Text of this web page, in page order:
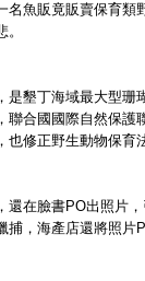
魚販竟販賣保育類
墾丁海域最大型
合國國際自然保
修正野生動物保育
在臉書PO出照片
，海產店還將照片